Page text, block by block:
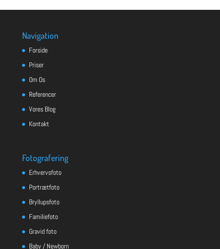
Navigation
Forside
Priser
Om Os
Referencer
Vores Blog
Kontakt
Fotografering
Erhvervsfoto
Portrætfoto
Bryllupsfoto
Familiefoto
Gravid foto
Baby / Newborn